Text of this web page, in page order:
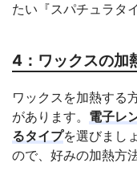
たい『スパチュラタ
4：ワックスの加
ワックスを加熱する
があります。 電子レ
るタイプを選びまし
ので、好みの加熱方